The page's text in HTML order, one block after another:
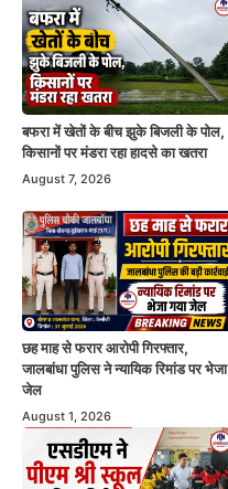
बफरा में खेतों के बीच झुके बिजली के पोल,
किसानों पर मंडरा रहा हादसे का खतरा
August 7, 2026
छह माह से फरार आरोपी गिरफ्तार,
जालबांधा पुलिस ने न्यायिक रिमांड पर भेजा
जेल
August 1, 2026